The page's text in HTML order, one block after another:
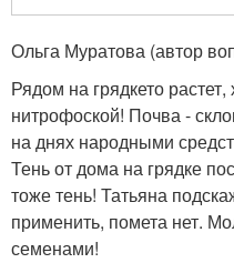
Ольга Муратова (автор
Рядом на грядкето
нитрофоской! Почва -
на днях народными
Тень от дома на грядке
тоже тень! Татьяна
применить, помета нет.
семенами!